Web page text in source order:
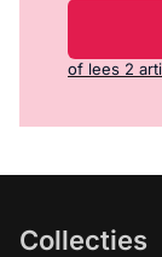
of lees 2
Collecties